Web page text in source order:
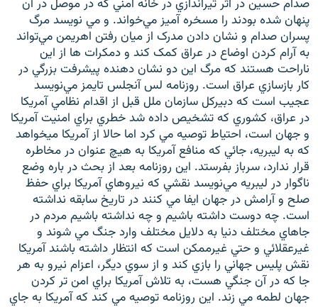
صدام حسين در اثر تيراندازي در خانه امني که در موصل در آن
پنهان شده بودند را مسخره آميز مي‌خواند. و مي نويسد مرگ
پسران صدام و نشان دادن مدرک از ميان رفتن اهريمن مي‌تواند
به آرام کردن اوضاع در عراق کمک کند و دمکرات ها از اين
ناراحت هستند که مرگ اين دو نشان دهنده پيشرفت بزرگي در
کار بازسازي عراق است. روزنامه لس آنجلس تايمز مي‌نويسد
عجيب است که دبيرکل سازمان ملل قبل از اقدام نظامي آمريکا
در عراق، کشوري که تشخيص داده شد خطري براي امنيت آمريکا
و جهان است، احتياط توصيه مي کرد اما حالا از آمريکا ميخواهد
که به ليبريه، جائي که منافع آمريکا به هيچ عنوان در مخاطره
قرار ندارد، سرباز بفرستد. اين روزنامه بعد از بحث در باره وضع
ناگوار در ليبريه مي‌نويسد نقشي که نيروهاي آمريکا براي حفظ
صلح و آرامش در جهان ايفا مي کنند در تاريخ سابقه نداشته
است. چه دوست داشته باشيم و چه نداشته باشيم مردم در
جاهاي مختلف دنيا به دلايل مختلف وارد جنگ مي شوند و
غيرعقلائي و حتي غيرممکن است که انتظار داشته باشند آمريکا
نقش پليس جهاني را بازي کند و از سوي ديگر، اعزام نيرو به هر
جا که در آن جنگي هست، به تلاش آمريکا براي امن تر کردن
جهان لطمه مي زند. اين روزنامه توصيه مي کند که آمريکا به جاي